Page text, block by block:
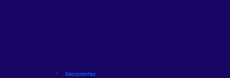
Recorrentes